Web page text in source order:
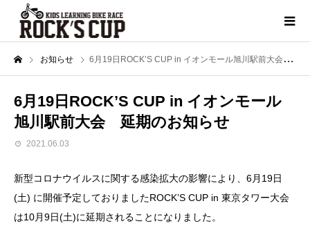
お知らせ 6月19日ROCK’S CUP in イオンモール旭川駅前大会 延期のお知らせ
6月19日ROCK’S CUP in イオンモール
旭川駅前大会 延期のお知らせ
2021.06.03
新型コロナウイルスに関する感染拡大の影響により、6月19日
(土) に開催予定しておりましたROCK’S CUP in 東京タワー大会
は10月9日(土)に延期されることになりました。